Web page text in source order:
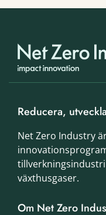
Reducera,
Net Zero Industry
växthusgaser.
Om Net Zero